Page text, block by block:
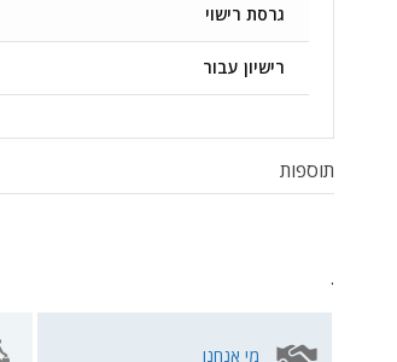
גרסת רישוי
רישיון עבור
תוספות
.
מי אנחנו